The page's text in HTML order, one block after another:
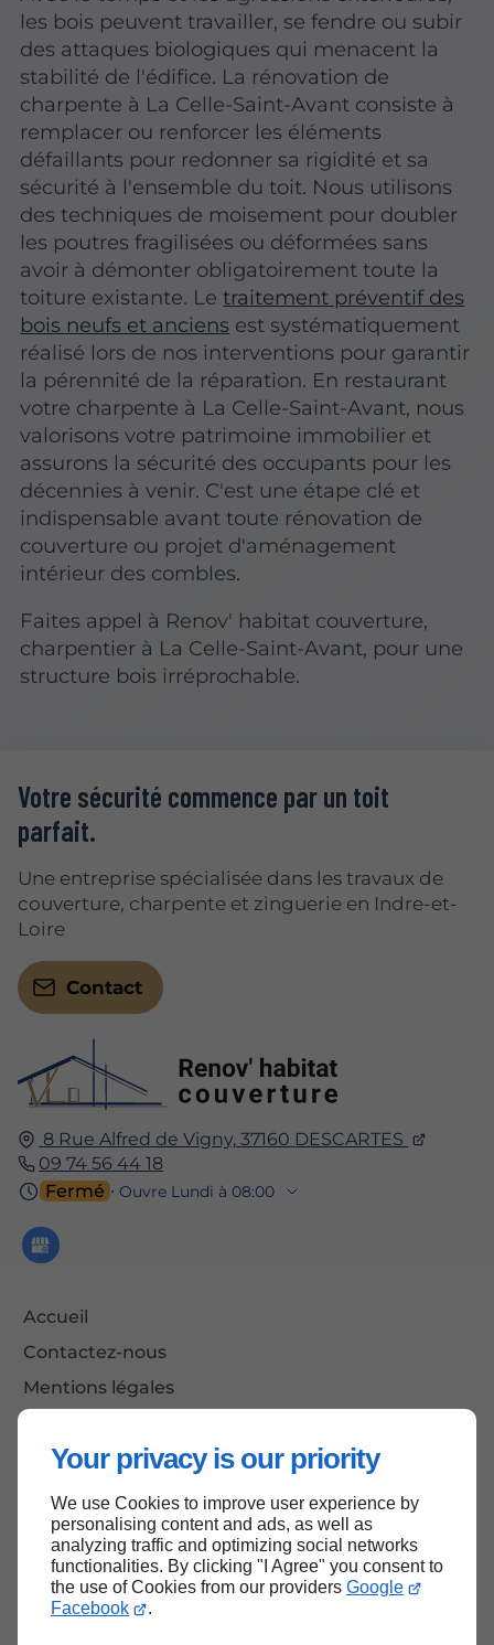
Your privacy is our priority
We use Cookies to improve user experience by
personalising content and ads, as well as
analyzing traffic and optimizing social networks
functionalities. By clicking "I Agree" you consent to
the use of Cookies from our providers Google
Facebook
.
les bois peuvent travailler, se fendre ou subir
des attaques biologiques qui menacent la
stabilité de l'édifice. La rénovation de
charpente à La Celle-Saint-Avant consiste à
remplacer ou renforcer les éléments
défaillants pour redonner sa rigidité et sa
sécurité à l'ensemble du toit. Nous utilisons
des techniques de moisement pour doubler
les poutres fragilisées ou déformées sans
avoir à démonter obligatoirement toute la
toiture existante. Letraitement préventif des
bois neufs et anciens est systématiquement
réalisé lors de nos interventions pour garantir
la pérennité de la réparation. En restaurant
votre charpente à La Celle-Saint-Avant, nous
valorisons votre patrimoine immobilier et
assurons la sécurité des occupants pour les
décennies à venir. C'est une étape clé et
indispensable avant toute rénovation de
couverture ou projet d'aménagement
intérieur des combles.
Faites appel à Renov' habitat couverture,
charpentier à La Celle-Saint-Avant, pour une
structure bois irréprochable.
8 Rue Alfred de Vigny, 37160 DESCARTES
09 74 56 44 18
Fermé ⋅ Ouvre Lundi à 08:00
Accueil
Contactez-nous
Mentions légales
Votre sécurité commence par un toit
parfait.
Une entreprise spécialisée dans les travaux de
couverture, charpente et zinguerie en Indre-et-
Loire
Contact
Haut de page